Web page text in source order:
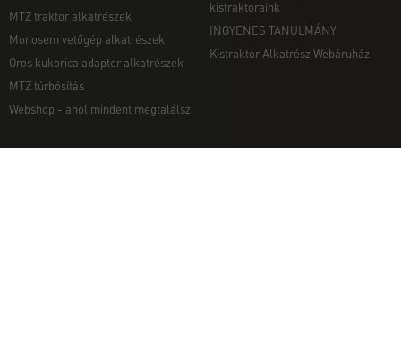
MTZ traktor alkatrészek
Monosem vetőgép alkatrészek
Oros kukorica adapter alkatrészek
MTZ túrbósítás
Webshop - ahol mindent megtalálsz
kistraktoraink
INGYENES TANULMÁNY
Kistraktor Alkatrész Webáruház